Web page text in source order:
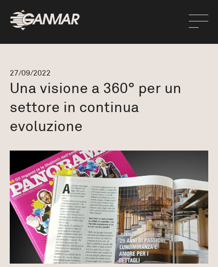
27/09/2022
Una visione a 360° per un
settore in continua
evoluzione